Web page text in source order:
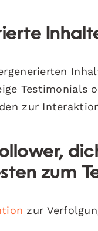
Testimonials
zur
zum
zur